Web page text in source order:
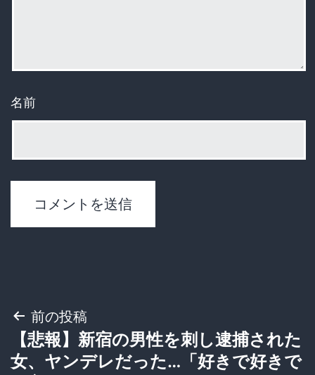
名前
投
稿
前の投稿
【悲報】新宿の男性を刺し逮捕された
女、ヤンデレだった…「好きで好きで